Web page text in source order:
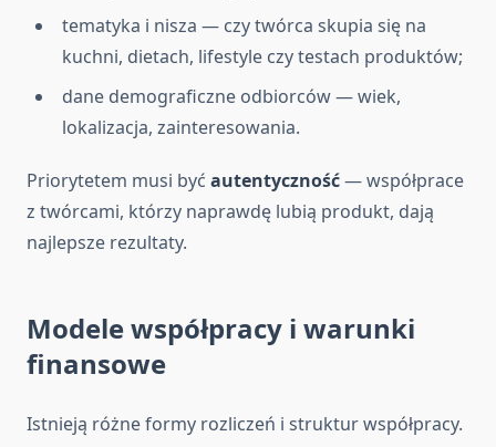
tematyka i nisza — czy twórca skupia się na
kuchni, dietach, lifestyle czy testach produktów;
dane demograficzne odbiorców — wiek,
lokalizacja, zainteresowania.
Priorytetem musi być autentyczność— współprace
z twórcami, którzy naprawdę lubią produkt, dają
najlepsze rezultaty.
Modele współpracy i warunki
finansowe
Istnieją różne formy rozliczeń i struktur współpracy.